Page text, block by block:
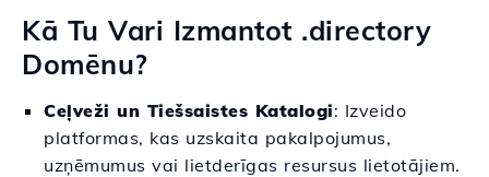
Kā Tu Vari Izmantot .directory
Domēnu?
Ceļveži un Tiešsaistes Katalogi: Izveido
platformas, kas uzskaita pakalpojumus,
uzņēmumus vai lietderīgas resursus lietotājiem.